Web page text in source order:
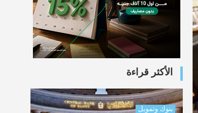
الأكثر قراءة
بنوك وتمويل